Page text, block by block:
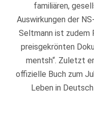
familiären,
Auswirkungen der
Seltmann ist zudem
preisgekrönten
mentsh“. Zuletzt
offizielle Buch zum
Leben in